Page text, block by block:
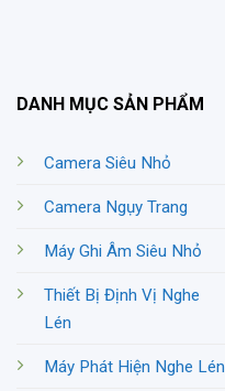
DANH MỤC SẢN PHẨM
Camera Siêu Nhỏ
Camera Ngụy Trang
Máy Ghi Âm Siêu Nhỏ
Thiết Bị Định Vị Nghe
Lén
Máy Phát Hiện Nghe Lén